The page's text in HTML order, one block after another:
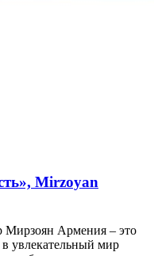
Mirzoyan
Мирзоян Армения – это
увлекательный мир